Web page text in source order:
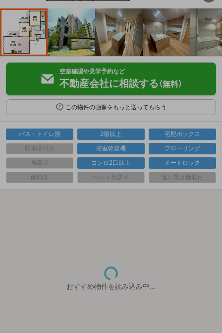
空室確認や見学予約など
不動産会社に相談する （無料）
この物件の画像をもっと送ってもらう
バス・トイレ別 2階以上 宅配ボックス
駐車場付き 浴室乾燥機 フローリング
角部屋 コンロ2口以上 オートロック
南向き ペット相談可 追い焚き機能付
おすすめ物件を読み込み中...